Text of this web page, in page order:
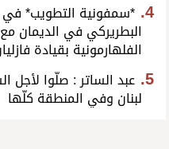
*سمفونية التطويب* في
البطريركي في الديمان مع
الفلهارمونية بقيادة
عبد الساتر : صلّوا لأجل
لبنان وفي المنطقة كلّها